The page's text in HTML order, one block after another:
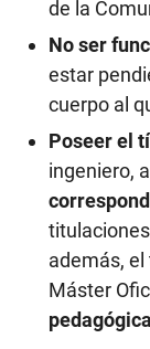
de la
No ser
estar
cuerpo al
Poseer el
ingeniero,
además,
Máster